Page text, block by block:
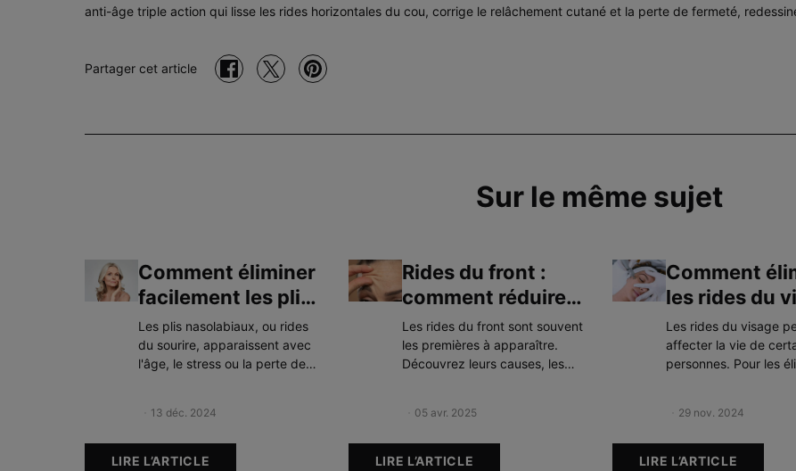
anti-âge triple action qui lisse les rides horizontales du cou, corrige le relâchement cutané et la perte de fermeté,
Partager cet article Partager sur facebook
Partager sur twitter
Partager sur pinterest
Sur le même sujet
Comment éliminer
facilement les plis
nasolabiaux ?
Les plis nasolabiaux, ou rides
du sourire, apparaissent avec
l'âge, le stress ou la perte de
ciblés et des actifs anti-âge
hyaluronique, il est possible de
Creation Date:
13 déc. 2024
Update Date:
LIRE L’ARTICLE
Rides du front :
comment réduire
leur apparence ?
Les rides du front sont souvent
les premières à apparaître.
Découvrez leurs causes, les
prévenir leur apparition ou
Creation Date:
05 avr. 2025
Update Date:
LIRE L’ARTICLE
Comment
les rides du
grâce au
Les rides du visage
affecter la vie de
personnes. Pour les
Creation Date:
29 nov. 2024
Update Date:
LIRE L’ARTICLE